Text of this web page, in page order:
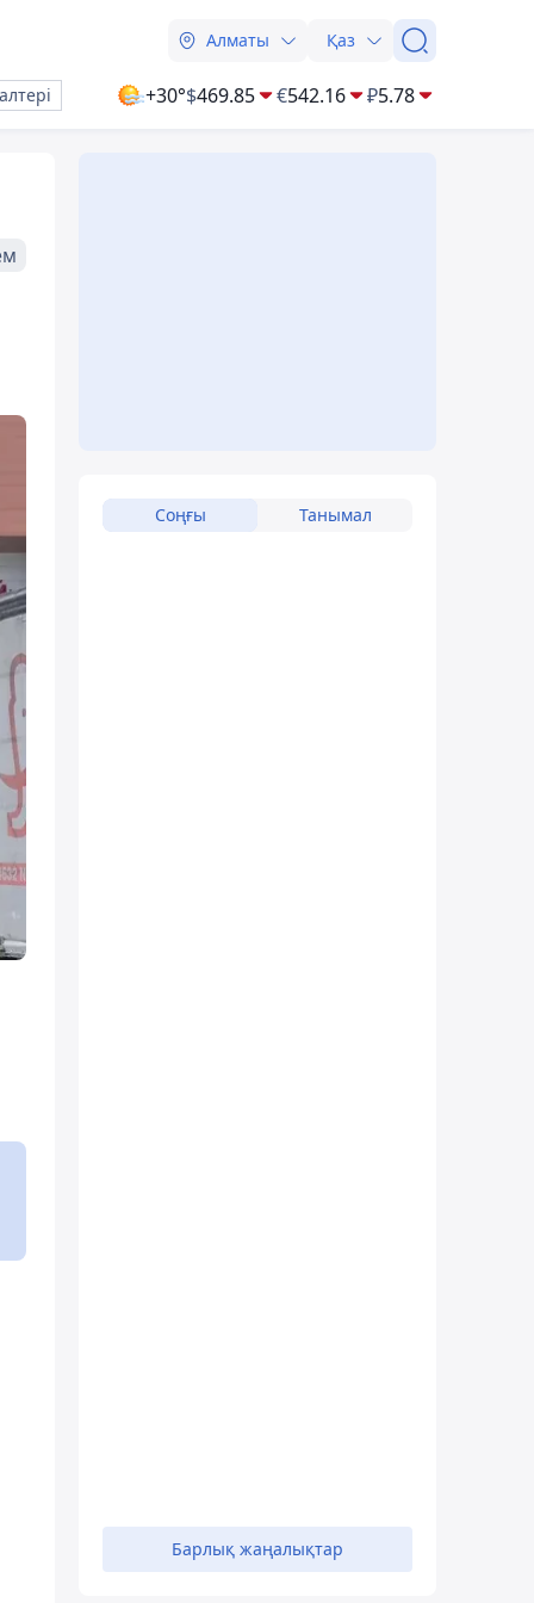
Алматы Қаз
+30°$469.85 €542.16 ₽5.78
Соңғы Танымал
Барлық жаңалықтар